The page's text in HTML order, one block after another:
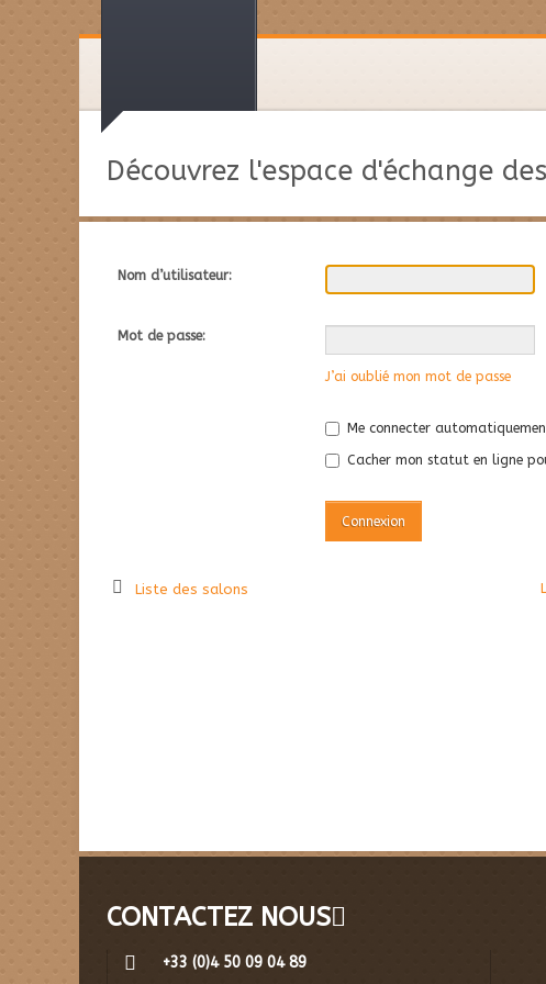
Découvrez l'espace d'échange
Nom d’utilisateur:
Mot de passe:
J’ai oublié mon mot de passe
Me connecter
Cacher mon statut en ligne
Liste des salons
CONTACTEZ NOUS
+33 (0)4 50 09 04 89